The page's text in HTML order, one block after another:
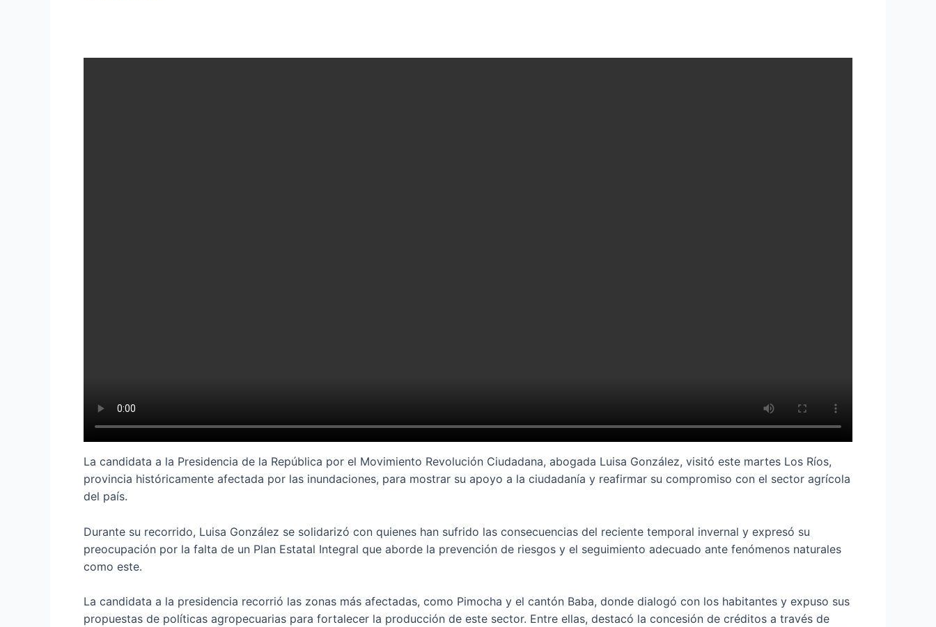
La candidata a la Presidencia de la República por el Movimiento Revolución Ciudadana, abogada Luisa González, visitó este martes Los Ríos,
provincia históricamente afectada por las inundaciones, para mostrar su apoyo a la ciudadanía y reafirmar su compromiso con el sector agrícola
del país.
Durante su recorrido, Luisa González se solidarizó con quienes han sufrido las consecuencias del reciente temporal invernal y expresó su
preocupación por la falta de un Plan Estatal Integral que aborde la prevención de riesgos y el seguimiento adecuado ante fenómenos naturales
como este.
La candidata a la presidencia recorrió las zonas más afectadas, como Pimocha y el cantón Baba, donde dialogó con los habitantes y expuso sus
propuestas de políticas agropecuarias para fortalecer la producción de este sector. Entre ellas, destacó la concesión de créditos a través de